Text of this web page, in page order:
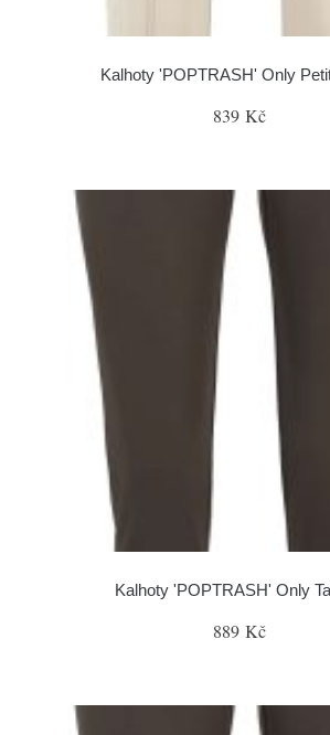
Kalhoty 'POPTRASH' Only
839 Kč
Kalhoty 'POPTRASH' Only
889 Kč